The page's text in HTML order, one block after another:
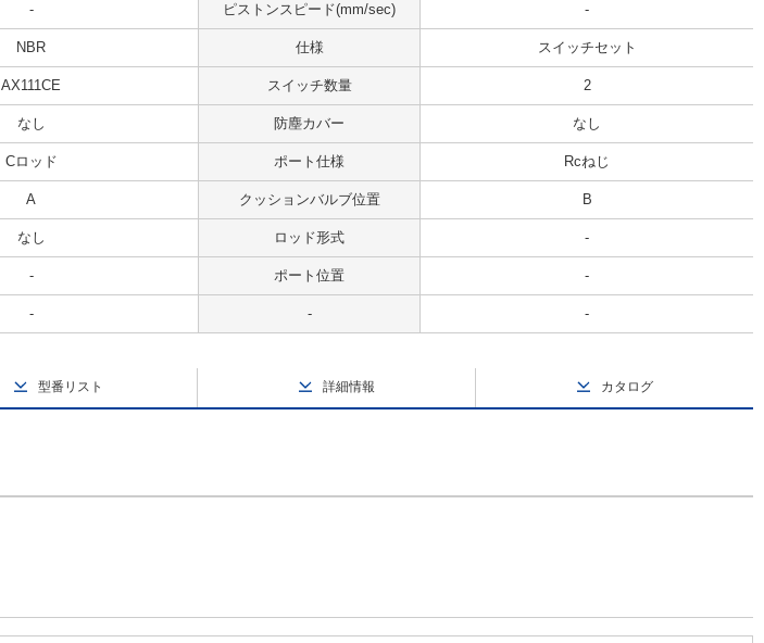
- ピストンスピード(mm/sec) -
NBR 仕様 スイッチセット
AX111CE スイッチ数量 2
なし 防塵カバー なし
Cロッド ポート仕様 Rcねじ
A クッションバルブ位置 B
なし ロッド形式 -
- ポート位置 -
- - -
型番リスト 詳細情報 カタログ